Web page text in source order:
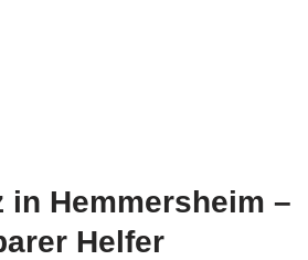
in Hemmersheim –
Helfer